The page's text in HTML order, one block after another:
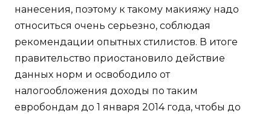
нанесения, поэтому к такому макияжу надо
относиться очень серьезно, соблюдая
рекомендации опытных стилистов. В итоге
правительство приостановило действие
данных норм и освободило от
налогообложения доходы по таким
евробондам до 1 января 2014 года, чтобы до